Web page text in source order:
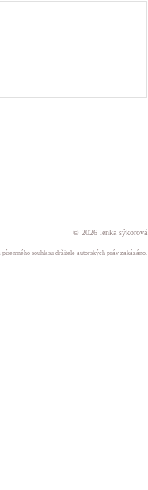
© 2026 lenka sýkorová
souhlasu držitele autorských práv zakázáno.